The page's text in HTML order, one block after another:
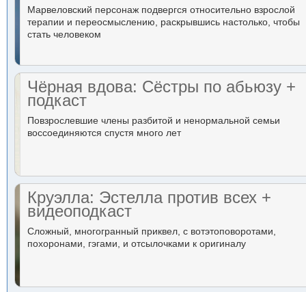
Марвеловский персонаж подвергся относительно взрослой
терапии и переосмыслению, раскрывшись настолько, чтобы
стать человеком
Чёрная вдова: Сёстры по абьюзу +
подкаст
Повзрослевшие члены разбитой и ненормальной семьи
воссоединяются спустя много лет
Круэлла: Эстелла против всех +
видеоподкаст
Сложный, многогранный приквел, с вотэтоповоротами,
похоронами, гэгами, и отсылочками к оригиналу